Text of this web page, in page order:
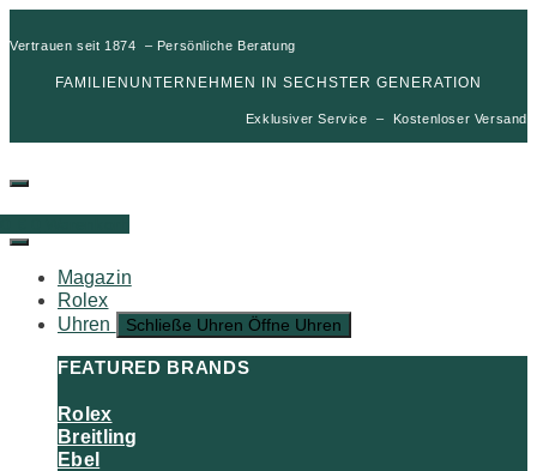
Vertrauen seit 1874 – Persönliche Beratung
FAMILIENUNTERNEHMEN IN SECHSTER GENERATION
Exklusiver Service – Kostenloser Versand
Magazin
Rolex
Uhren
Schließe Uhren Öffne Uhren
FEATURED BRANDS
Rolex
Breitling
Ebel